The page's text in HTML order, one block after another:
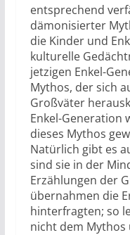
entsprechend
dämonisierter
die Kinder und
kulturelle
jetzigen Enkel-
Mythos, der sich
Großväter
Enkel-Generation
dieses Mythos
Natürlich gibt es
sind sie in der
Erzählungen der
übernahmen die
hinterfragten; so
nicht dem Mythos